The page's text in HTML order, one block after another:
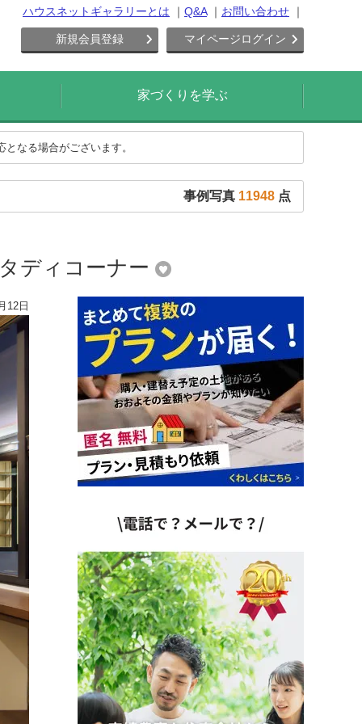
ハウスネットギャラリーとは Q&A お問い合わせ
新規会員登録 マイページログイン
家づくりを学ぶ
なる場合がございます。
事例写真 11948 点
ディコーナー
12日